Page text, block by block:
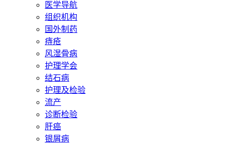
医学导航
组织机构
国外制药
痔疮
风湿骨病
护理学会
结石病
护理及检验
流产
诊断检验
肝癌
银屑病